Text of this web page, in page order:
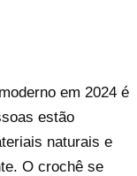
em 2024 é
estão
naturais e
O crochê se